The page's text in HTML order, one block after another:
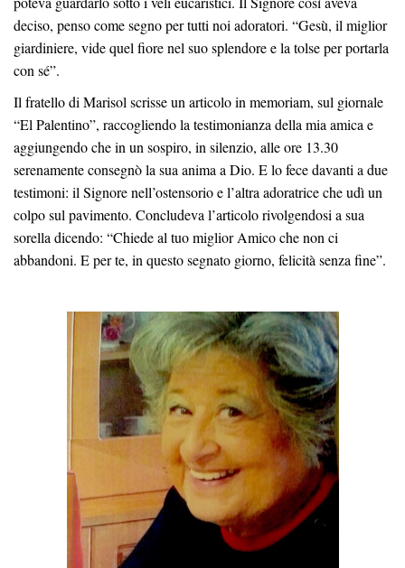
deciso, penso come segno per tutti noi adoratori. “Gesù, il miglior
giardiniere, vide quel fiore nel suo splendore e la tolse per portarla
con sé”.
Il fratello di Marisol scrisse un articolo in memoriam, sul giornale
“El Palentino”, raccogliendo la testimonianza della mia amica e
aggiungendo che in un sospiro, in silenzio, alle ore 13.30
serenamente consegnò la sua anima a Dio. E lo fece davanti a due
testimoni: il Signore nell’ostensorio e l’altra adoratrice che udì un
colpo sul pavimento. Concludeva l’articolo rivolgendosi a sua
sorella dicendo: “Chiede al tuo miglior Amico che non ci
abbandoni. E per te, in questo segnato giorno, felicità senza fine”.